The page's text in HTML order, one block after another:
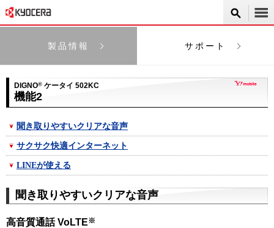
製品情報 サポート
DIGNO® ケータイ 502KC
機能2
聞き取りやすいクリアな音声
サクサク快適インターネット
LINEが使える
聞き取りやすいクリアな音声
高音質通話 VoLTE※